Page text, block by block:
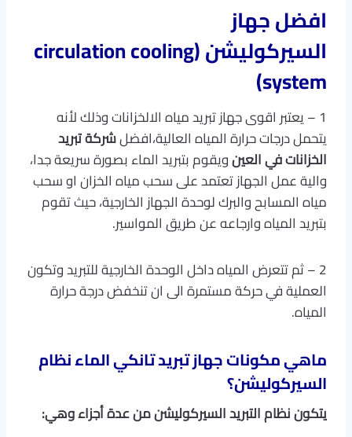
افضل جهاز
السيركوليشن (circulation cooling
system)
1 – يعتبر اقوى جهاز تبريد مياه الالخزانات وذلك لأنه
يتحمل درجات حرارة المياه العالية،افضلشركة تبريد
الخزانات في العينويقوم بتبريد الماء بصورة سريعة جدا،
والية عمل الجهاز تعتمد على سحب مياه الخزان او سحب
مياه المسابح والبرك لوحدة الجهاز الخارجية، حيث تقوم
بتبريد المياه وارجاعه عن طريق المواسير.
2 – ثم تتعرض المياه داخل الوحدة الخارجية للتبريد وتكون
العملية في حركة مستمرة الى ان تنخفض درجة حرارة
المياه.
ماهي مكونات جهاز تبريد تانكي الماء نظام
السيركوليشن؟
يتكون نظام التبريد السيركوليشن من عدة أجزاء وهي: